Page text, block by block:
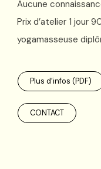
Aucune
Prix d’atelier 1 jour
yogamasseuse
Plus d’infos (PDF)
CONTACT